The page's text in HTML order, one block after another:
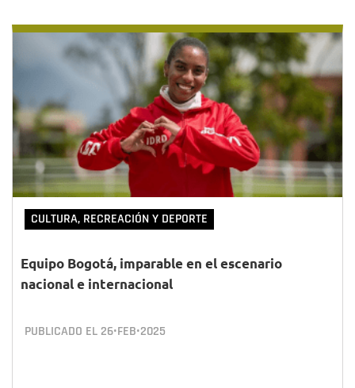
CULTURA, RECREACIÓN Y DEPORTE
Equipo Bogotá, imparable en el escenario
nacional e internacional
PUBLICADO EL 26•FEB•2025